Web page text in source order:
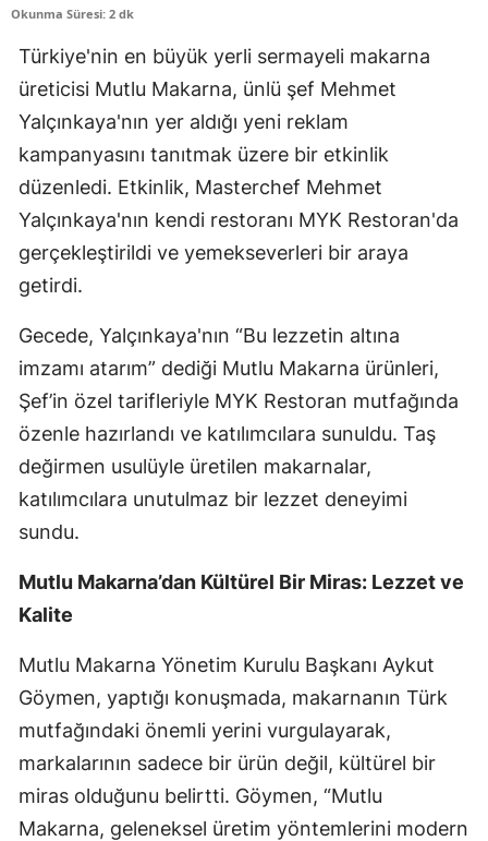
Okunma Süresi: 2 dk
Türkiye'nin en büyük yerli sermayeli makarna
üreticisi Mutlu Makarna, ünlü şef Mehmet
Yalçınkaya'nın yer aldığı yeni reklam
kampanyasını tanıtmak üzere bir etkinlik
düzenledi. Etkinlik, Masterchef Mehmet
Yalçınkaya'nın kendi restoranı MYK Restoran'da
gerçekleştirildi ve yemekseverleri bir araya
getirdi.
Gecede, Yalçınkaya'nın “Bu lezzetin altına
imzamı atarım” dediği Mutlu Makarna ürünleri,
Şef’in özel tarifleriyle MYK Restoran mutfağında
özenle hazırlandı ve katılımcılara sunuldu. Taş
değirmen usulüyle üretilen makarnalar,
katılımcılara unutulmaz bir lezzet deneyimi
sundu.
Mutlu Makarna’dan Kültürel Bir Miras: Lezzet ve
Kalite
Mutlu Makarna Yönetim Kurulu Başkanı Aykut
Göymen, yaptığı konuşmada, makarnanın Türk
mutfağındaki önemli yerini vurgulayarak,
markalarının sadece bir ürün değil, kültürel bir
miras olduğunu belirtti. Göymen, “Mutlu
Makarna, geleneksel üretim yöntemlerini modern